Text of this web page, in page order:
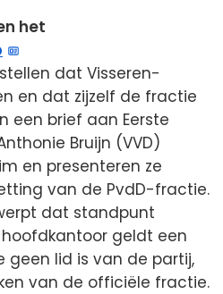
het
dat Visseren-
en dat zijzelf de fractie
een brief aan Eerste
Bruijn (VVD)
en presenteren ze
van de PvdD-fractie.
dat standpunt
geldt een
geen lid is van de partij,
van de officiële fractie.